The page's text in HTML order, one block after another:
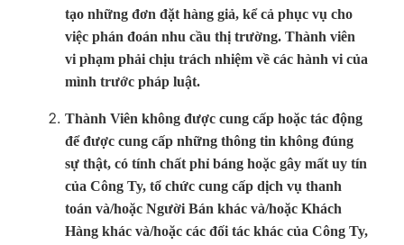
tạo những đơn đặt hàng giả, kể cả phục vụ cho
việc phán đoán nhu cầu thị trường. Thành viên
vi phạm phải chịu trách nhiệm về các hành vi của
mình trước pháp luật.
Thành Viên không được cung cấp hoặc tác động
để được cung cấp những thông tin không đúng
sự thật, có tính chất phỉ báng hoặc gây mất uy tín
của Công Ty, tổ chức cung cấp dịch vụ thanh
toán và/hoặc Người Bán khác và/hoặc Khách
Hàng khác và/hoặc các đối tác khác của Công Ty,